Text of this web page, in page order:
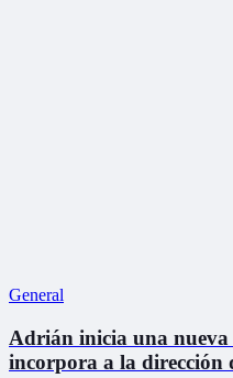
General
Adrián inicia una nueva
incorpora a la dirección